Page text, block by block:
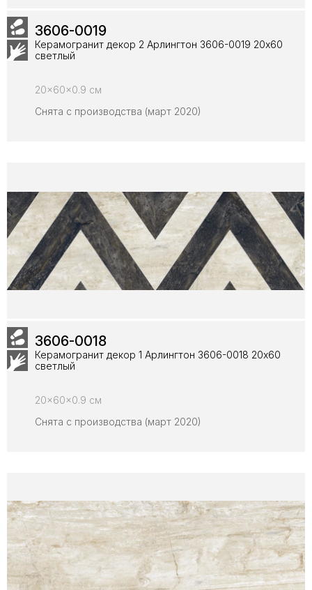
3606-0019
Керамогранит декор 2 Арлингтон 3606-0019 20х60
светлый
20x60x0.9 см
Снята с производства (март 2020)
3606-0018
Керамогранит декор 1 Арлингтон 3606-0018 20х60
светлый
20x60x0.9 см
Снята с производства (март 2020)